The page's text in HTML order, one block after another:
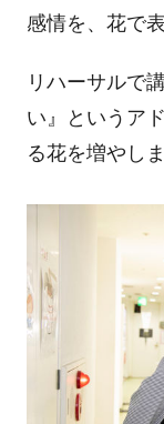
感情を、花で
リハーサルで
い』というア
る花を増やしま